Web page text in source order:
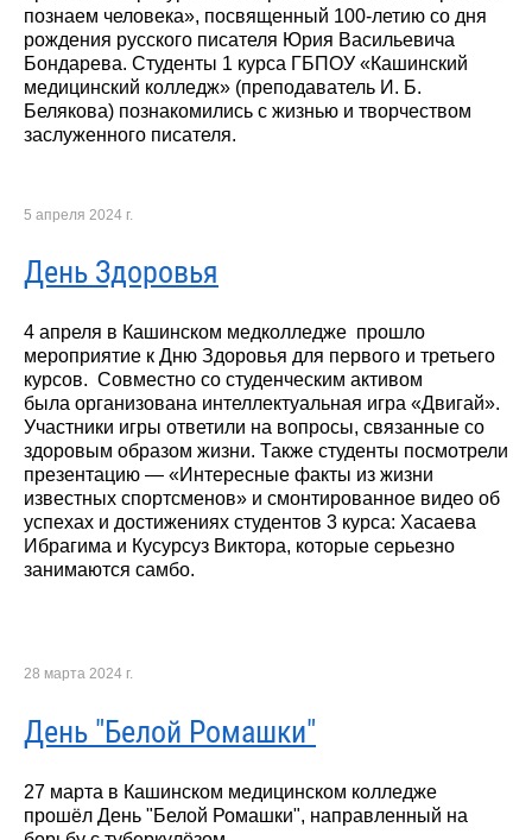
познаем человека», посвященный 100-летию со дня
рождения русского писателя Юрия Васильевича
Бондарева. Студенты 1 курса ГБПОУ «Кашинский
медицинский колледж» (преподаватель И. Б.
Белякова) познакомились с жизнью и творчеством
заслуженного писателя.
5 апреля 2024 г.
День Здоровья
4 апреля в Кашинском медколледже прошло
мероприятие к Дню Здоровья для первого и третьего
курсов. Совместно со студенческим активом
была организована интеллектуальная игра «Двигай».
Участники игры ответили на вопросы, связанные со
здоровым образом жизни. Также студенты посмотрели
презентацию — «Интересные факты из жизни
известных спортсменов» и смонтированное видео об
успехах и достижениях студентов 3 курса: Хасаева
Ибрагима и Кусурсуз Виктора, которые серьезно
занимаются самбо.
28 марта 2024 г.
День "Белой Ромашки"
27 марта в Кашинском медицинском колледже
прошёл День "Белой Ромашки", направленный на